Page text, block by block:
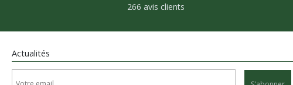
266 avis clients
Actualités